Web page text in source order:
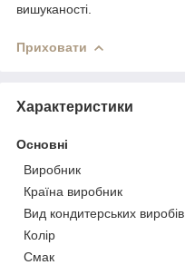
вишуканості.
Приховати
Характеристики
Основні
Виробник
Країна виробник
Вид кондитерських виробів
Колір
Смак